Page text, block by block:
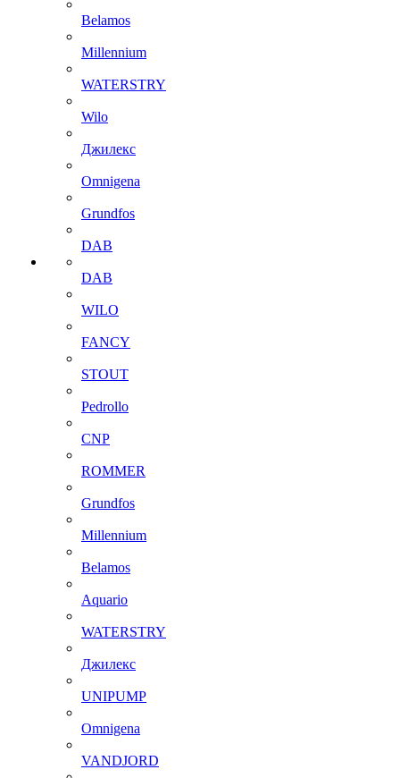
Belamos
Millennium
WATERSTRY
Wilo
Джилекс
Omnigena
Grundfos
DAB
DAB
WILO
FANCY
STOUT
Pedrollo
CNP
ROMMER
Grundfos
Millennium
Belamos
Aquario
WATERSTRY
Джилекс
UNIPUMP
Omnigena
VANDJORD